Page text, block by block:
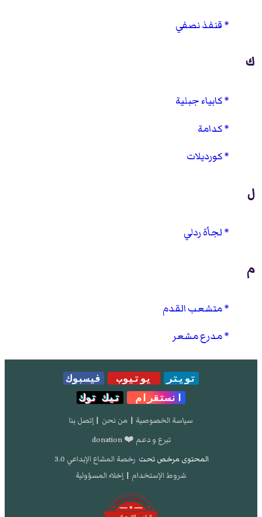
قنفذ نصفي
ك
كابياء جبلية
كدامة
كورديلات
ل
لجأة ردلي
م
متشعب القدم
مدرع مشعر
تويتر يوتيوب
فيسبوك
انستقرام
تيك توك
سياسة الخصوصية | من نحن | إتصل بنا
تبرع و دعم ❤️ donation
المحتوى مرخص تحت رخصة المشاع الإبداعي 3.0
شروط الإستخدام | إخلاء المسؤولية